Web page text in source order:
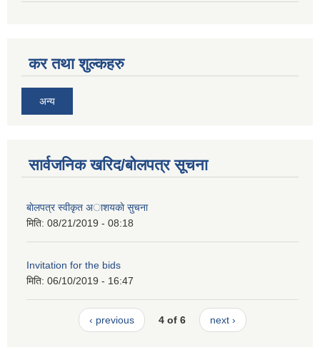
कर तथा शुल्कहरु
अन्य
सार्वजनिक खरिद/बोलपत्र सूचना
बाेलपत्र स्वीकृत अाशयकाे सुचना
मिति: 08/21/2019 - 08:18
Invitation for the bids
मिति: 06/10/2019 - 16:47
‹ previous 4 of 6 next ›